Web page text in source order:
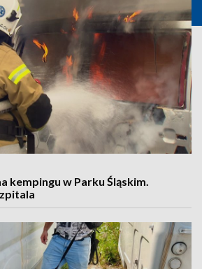
kempingu w Parku Śląskim.